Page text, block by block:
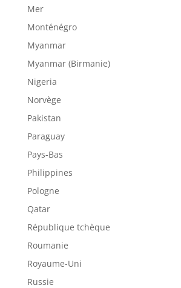
Mer
Monténégro
Myanmar
Myanmar (Birmanie)
Nigeria
Norvège
Pakistan
Paraguay
Pays-Bas
Philippines
Pologne
Qatar
République tchèque
Roumanie
Royaume-Uni
Russie